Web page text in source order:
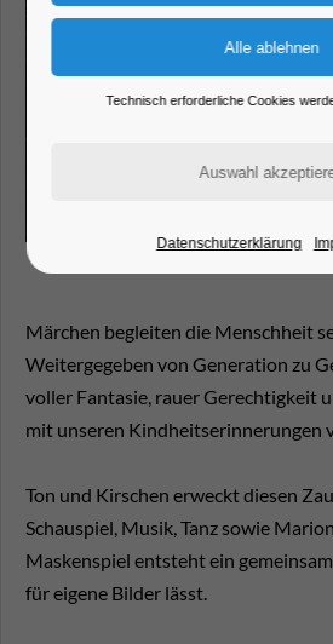
Märchen begleiten die Menschheit
Weitergegeben von Generation zu
voller Fantasie, rauer Gerechtigkeit
mit unseren Kindheitserinnerungen
Ton und Kirschen erweckt diesen
Schauspiel, Musik, Tanz sowie
Maskenspiel entsteht ein
für eigene Bilder lässt.
Technisch erforderliche Cookies
Datenschutzerklärung